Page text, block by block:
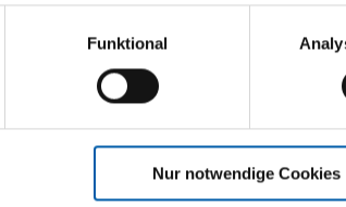
Angebote, Anzeigen und Inhalte
und Tracking-Zwecke zur Analyse und
Diese übermitteln wir in
damit wir alle Cookies und Web-
Schaltflächen können Sie die
Funktional
Nur notwendige Cookies